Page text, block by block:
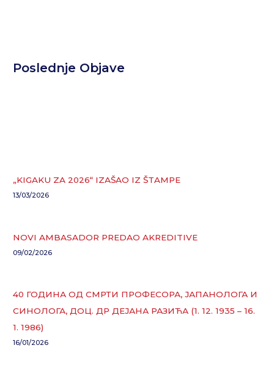
Poslednje Objave
„KIGAKU ZA 2026“ IZAŠAO IZ ŠTAMPE
13/03/2026
NOVI AMBASADOR PREDAO AKREDITIVE
09/02/2026
40 ГОДИНА ОД СМРТИ ПРОФЕСОРА, ЈАПАНОЛОГА И
СИНОЛОГА, ДОЦ. ДР ДЕЈАНА РАЗИЋА (1. 12. 1935 – 16.
1. 1986)
16/01/2026